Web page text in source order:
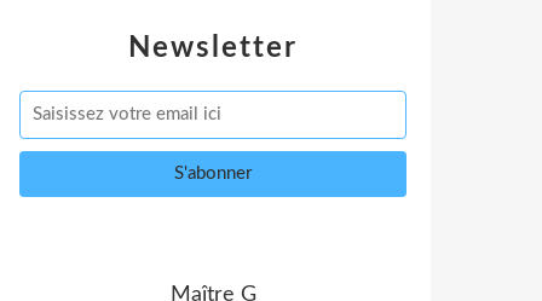
Newsletter
Maître G